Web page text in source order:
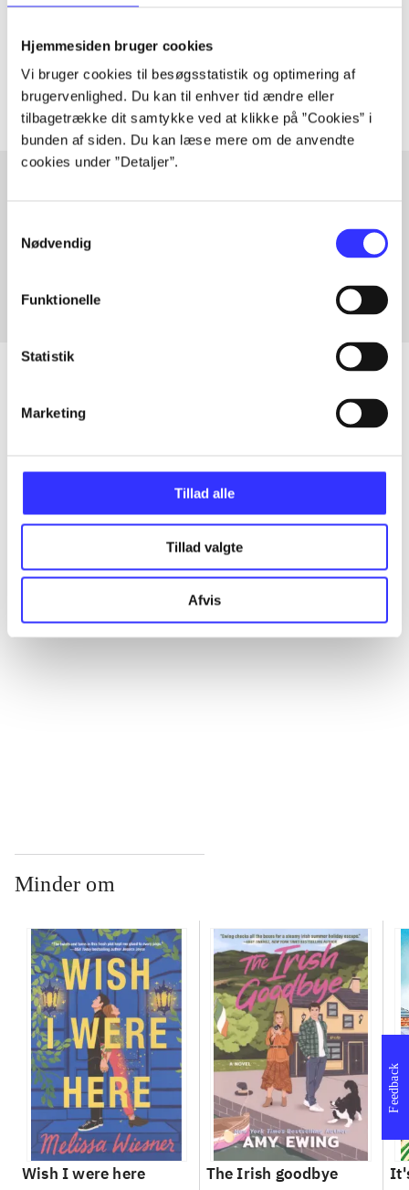
Hjemmesiden bruger cookies
Vi bruger cookies til besøgsstatistik og optimering af
brugervenlighed. Du kan til enhver tid ændre eller
tilbagetrække dit samtykke ved at klikke på ”Cookies” i
bunden af siden. Du kan læse mere om de anvendte
cookies under ”Detaljer”.
Nødvendig
Funktionelle
Statistik
Marketing
Tillad alle
Tillad valgte
Afvis
lorem ipsum dolor sit amet ...
Artiklerne i handler ofte om
Fra
...
...
Minder om
Wish I were here The Irish goodbye
Feedback